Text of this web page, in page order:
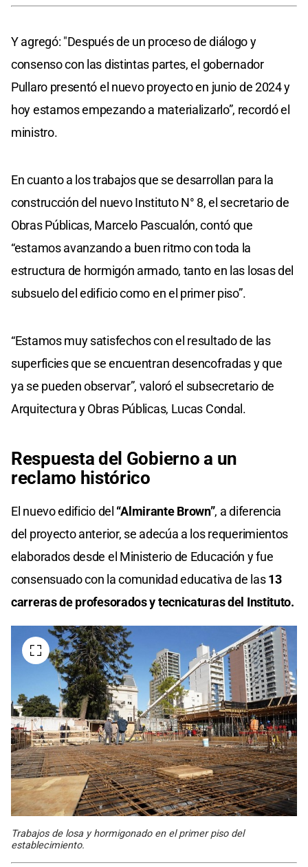
Y agregó: "Después de un proceso de diálogo y
consenso con las distintas partes, el gobernador
Pullaro presentó el nuevo proyecto en junio de 2024 y
hoy estamos empezando a materializarlo”, recordó el
ministro.
En cuanto a los trabajos que se desarrollan para la
construcción del nuevo Instituto N° 8, el secretario de
Obras Públicas, Marcelo Pascualón, contó que
“estamos avanzando a buen ritmo con toda la
estructura de hormigón armado, tanto en las losas del
subsuelo del edificio como en el primer piso”.
“Estamos muy satisfechos con el resultado de las
superficies que se encuentran desencofradas y que
ya se pueden observar”, valoró el subsecretario de
Arquitectura y Obras Públicas, Lucas Condal.
Respuesta del Gobierno a un
reclamo histórico
El nuevo edificio del “Almirante Brown”, a diferencia
del proyecto anterior, se adecúa a los requerimientos
elaborados desde el Ministerio de Educación y fue
consensuado con la comunidad educativa de las13
carreras de profesorados y tecnicaturas del Instituto.
Trabajos de losa y hormigonado en el primer piso del
establecimiento.